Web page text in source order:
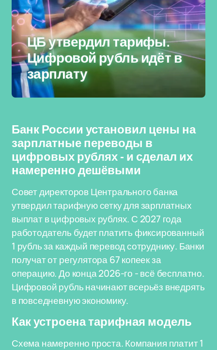
ЦБ утвердил тарифы.
Цифровой рубль идёт в
зарплату
Банк России установил цены на
зарплатные переводы в
цифровых рублях - и сделал их
намеренно дешёвыми
Совет директоров Центрального банка
утвердил тарифную сетку для зарплатных
выплат в цифровых рублях. С 2027 года
работодатель будет платить фиксированный
1 рубль за каждый перевод сотруднику. Банки
получат от регулятора 67 копеек за
операцию. До конца 2026-го - всё бесплатно.
Цифровой рубль начинают всерьёз внедрять
в повседневную экономику.
Как устроена тарифная модель
Схема намеренно проста. Компания платит 1